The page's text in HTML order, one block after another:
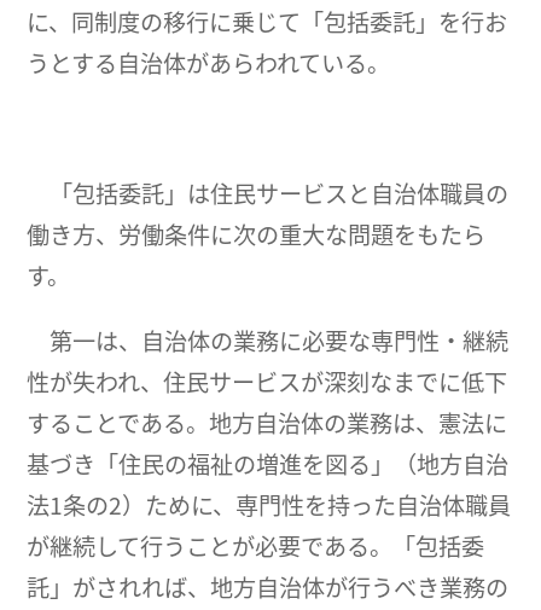
に、同制度の移行に乗じて「包括委託」を行お
うとする自治体があらわれている。
「包括委託」は住民サービスと自治体職員の
働き方、労働条件に次の重大な問題をもたら
す。
第一は、自治体の業務に必要な専門性・継続
性が失われ、住民サービスが深刻なまでに低下
することである。地方自治体の業務は、憲法に
基づき「住民の福祉の増進を図る」（地方自治
法1条の2）ために、専門性を持った自治体職員
が継続して行うことが必要である。「包括委
託」がされれば、地方自治体が行うべき業務の